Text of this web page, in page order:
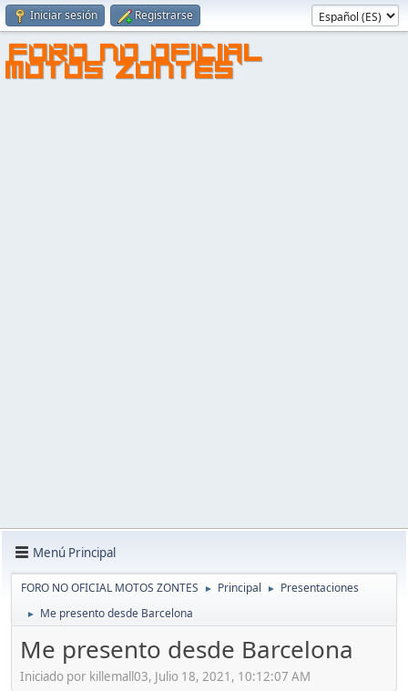
Iniciar sesión Registrarse
FORO NO OFICIAL
MOTOS ZONTES
Menú Principal
FORO NO OFICIAL MOTOS ZONTES ► Principal ► Presentaciones
► Me presento desde Barcelona
Me presento desde Barcelona
Iniciado por killemall03, Julio 18, 2021, 10:12:07 AM